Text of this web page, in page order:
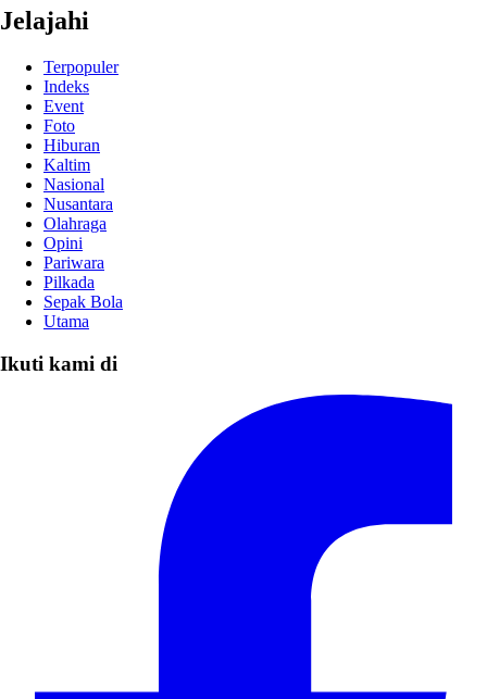
Jelajahi
Terpopuler
Indeks
Event
Foto
Hiburan
Kaltim
Nasional
Nusantara
Olahraga
Opini
Pariwara
Pilkada
Sepak Bola
Utama
Ikuti kami di